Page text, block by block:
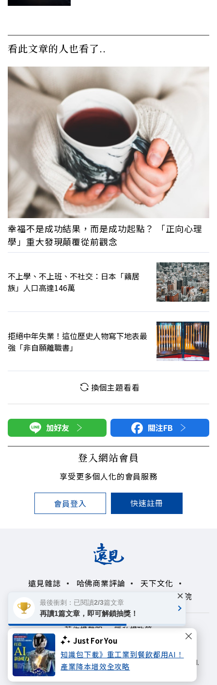
Just For You
知識包下載》重工業到餐飲都用AI！
產業降本增效全攻略
看此文章的人也看了..
幸福不是成功結果，而是成功起點？ 「正向心理
學」重大發現顛覆從前觀念
不上學、不上班、不社交：日本「繭居
族」人口高達146萬
拒絕中年失業！這位歷史人物寫下地表最
強「非自願離職書」
換個主題看看
加好友 關注FB
登入網站會員
享受更多個人化的會員服務
會員登入 快速註冊
遠見雜誌 哈佛商業評論
天下文化
未來親子學習平台
50+ 領導影響力學院
著作權聲明
隱私權政策
Copyright© 1999~2026
遠見天下文化出版股份有限公司. All rights reserved.
最後衝刺：已閱讀2/3篇文章
再讀1篇文章，即可解鎖抽獎！
×